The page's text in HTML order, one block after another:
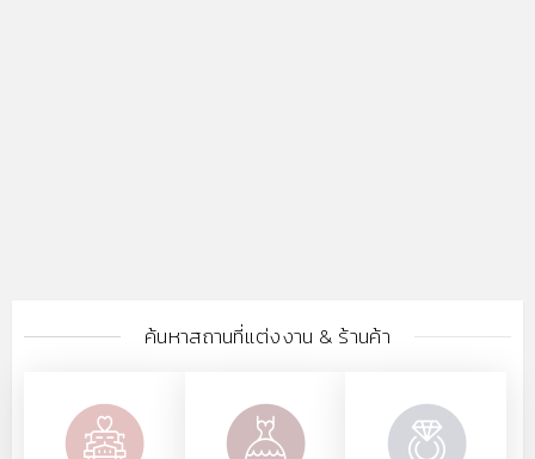
ค้นหาสถานที่แต่งงาน & ร้านค้า